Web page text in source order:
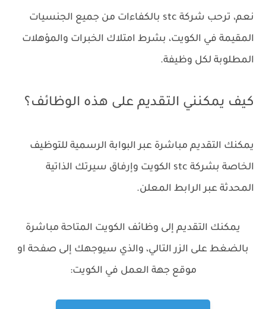
نعم، ترحب شركة stc بالكفاءات من جميع الجنسيات
المقيمة في الكويت، بشرط امتلاك الخبرات والمؤهلات
المطلوبة لكل وظيفة.
كيف يمكنني التقديم على هذه الوظائف؟
يمكنك التقديم مباشرة عبر البوابة الرسمية للتوظيف
الخاصة بشركة stc الكويت وإرفاق سيرتك الذاتية
المحدثة عبر الرابط المعلن.
يمكنك التقديم إلى وظائف الكويت المتاحة مباشرة
بالضغط على الزر التالي، والذي سيوجهك إلى صفحة او
موقع جهة العمل في الكويت: